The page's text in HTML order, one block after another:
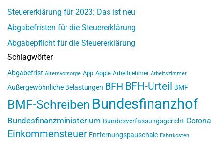
Steuererklärung für 2023: Das ist neu
Abgabefristen für die Steuererklärung
Abgabepflicht für die Steuererklärung
Schlagwörter
Abgabefrist Altersvorsorge App Apple Arbeitnehmer Arbeitszimmer
Außergewöhnliche Belastungen BFH BFH-Urteil BMF
BMF-Schreiben Bundesfinanzhof
Bundesfinanzministerium Bundesverfassungsgericht Corona
Einkommensteuer Entfernungspauschale Fahrtkosten